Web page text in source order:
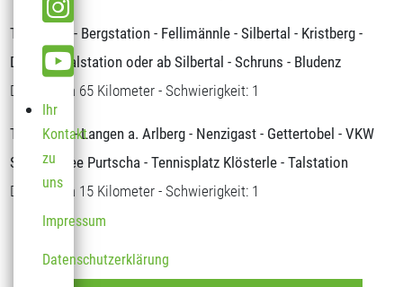
Ihr
Kontakt
zu
uns
Impressum
Datenschutzerklärung
Talstation - Bergstation - Fellimännle - Silbertal - Kristberg -
Dalaas - Talstation oder ab Silbertal - Schruns - Bludenz
Distanz: ca 65 Kilometer - Schwierigkeit: 1
Talstation - Langen a. Arlberg - Nenzigast - Gettertobel - VKW
Speichersee Purtscha - Tennisplatz Klösterle - Talstation
Distanz: ca 15 Kilometer - Schwierigkeit: 1